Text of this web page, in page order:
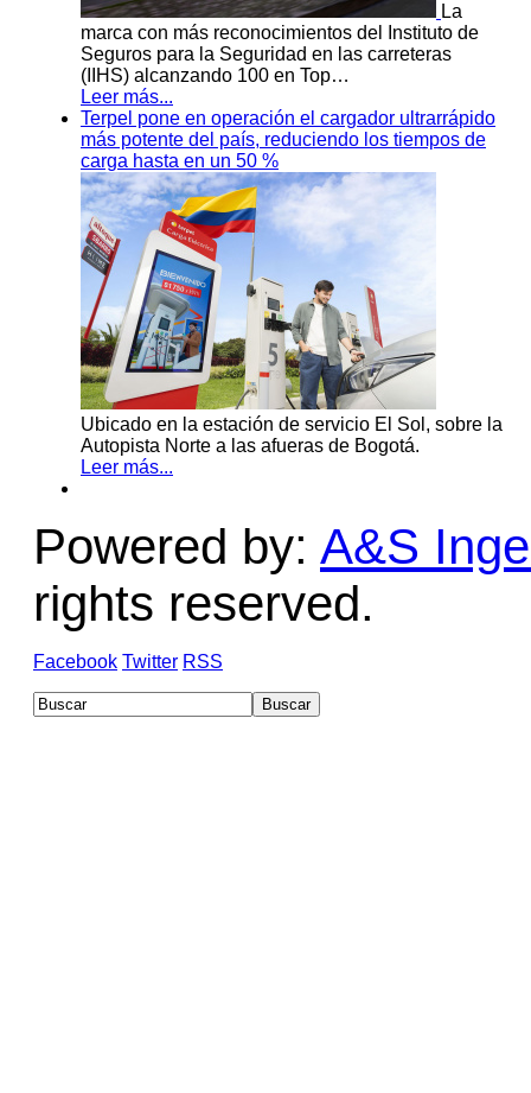
La
marca con más reconocimientos del Instituto de
Seguros para la Seguridad en las carreteras
(IIHS) alcanzando 100 en Top…
Leer más...
Terpel pone en operación el cargador ultrarrápido
más potente del país, reduciendo los tiempos de
carga hasta en un 50 %
Ubicado en la estación de servicio El Sol, sobre la
Autopista Norte a las afueras de Bogotá.
Leer más...
Powered by: A&S
rights reserved.
Facebook Twitter RSS